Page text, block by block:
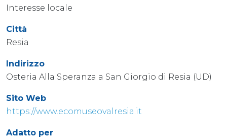
Interesse locale
Città
Resia
Indirizzo
Osteria Alla Speranza a San Giorgio di Resia (UD)
Sito Web
https://www.ecomuseovalresia.it
Adatto per